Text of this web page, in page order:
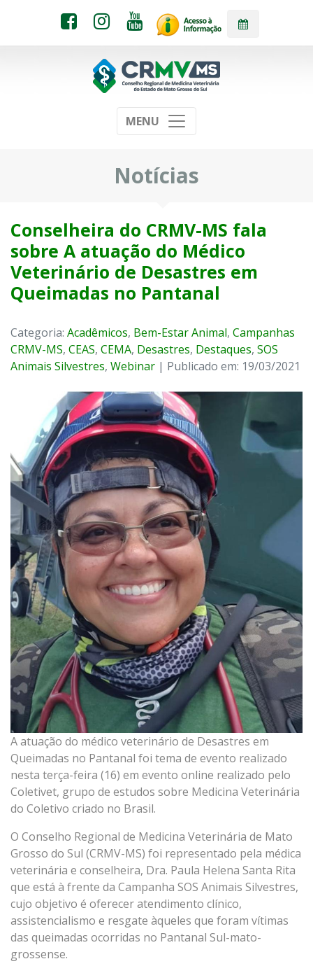
MENU
Notícias
Conselheira do CRMV-MS fala
sobre A atuação do Médico
Veterinário de Desastres em
Queimadas no Pantanal
Categoria: Acadêmicos, Bem-Estar Animal, Campanhas
CRMV-MS, CEAS, CEMA, Desastres, Destaques, SOS
Animais Silvestres, Webinar | Publicado em: 19/03/2021
A atuação do médico veterinário de Desastres em
Queimadas no Pantanal foi tema de evento realizado
nesta terça-feira (16) em evento online realizado pelo
Coletivet, grupo de estudos sobre Medicina Veterinária
do Coletivo criado no Brasil.
O Conselho Regional de Medicina Veterinária de Mato
Grosso do Sul (CRMV-MS) foi representado pela médica
veterinária e conselheira, Dra. Paula Helena Santa Rita
que está à frente da Campanha SOS Animais Silvestres,
cujo objetivo é oferecer atendimento clínico,
assistencialismo e resgate àqueles que foram vítimas
das queimadas ocorridas no Pantanal Sul-mato-
grossense.